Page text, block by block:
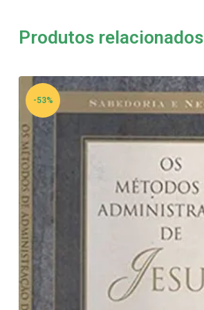
Produtos relacionados
-53%